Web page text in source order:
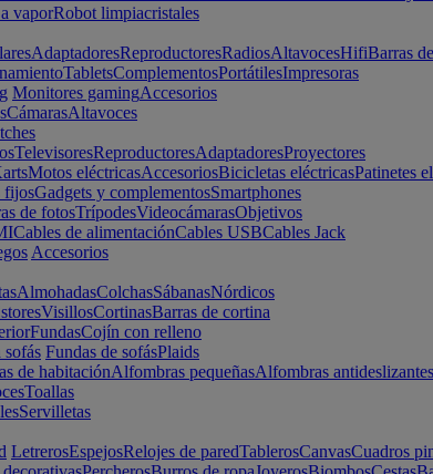
vaporRobot limpiacristales
AdaptadoresReproductoresRadiosAltavocesHifiBarras
TabletsComplementosPortátilesImpresoras
Monitores gamingAccesorios
CámarasAltavoces
TelevisoresReproductoresAdaptadoresProyectores
Motos eléctricasAccesoriosBicicletas eléctricasPatinetes
fijosGadgets y complementosSmartphones
de fotosTrípodesVideocámarasObjetivos
Cables de alimentaciónCables USBCables Jack
Accesorios
AlmohadasColchasSábanasNórdicos
VisillosCortinasBarras de cortina
FundasCojín con relleno
sofás Fundas de sofásPlaids
de habitaciónAlfombras pequeñasAlfombras antideslizantes
Toallas
Servilletas
LetrerosEspejosRelojes de paredTablerosCanvasCuadros